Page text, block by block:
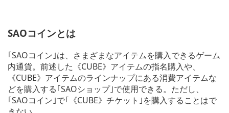
SAOコインとは
｢SAOコイン｣は、さまざまなアイテムを購入できるゲーム
内通貨。前述した《CUBE》アイテムの指名購入や、
《CUBE》アイテムのラインナップにある消費アイテムな
どを購入する｢SAOショップ｣で使用できる。ただし、
｢SAOコイン｣で｢《CUBE》チケット｣を購入することはで